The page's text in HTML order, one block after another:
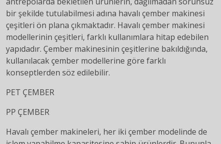
bir şekilde tutulabilmesi adına havalı çember makinesi
çeşitleri ön plana çıkmaktadır. Havalı çember makinesi
modellerinin çeşitleri, farklı kullanımlara hitap edebilen
yapıdadır. Çember makinesinin çeşitlerine bakıldığında,
kullanılacak çember modellerine göre farklı
konseptlerden söz edilebilir.
PET ÇEMBER
PP ÇEMBER
Havalı çember makineleri, her iki çember modelinde de